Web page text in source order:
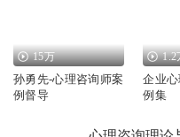
15万
孙勇先-心理咨询师案
例督导
1.2
企业
例集